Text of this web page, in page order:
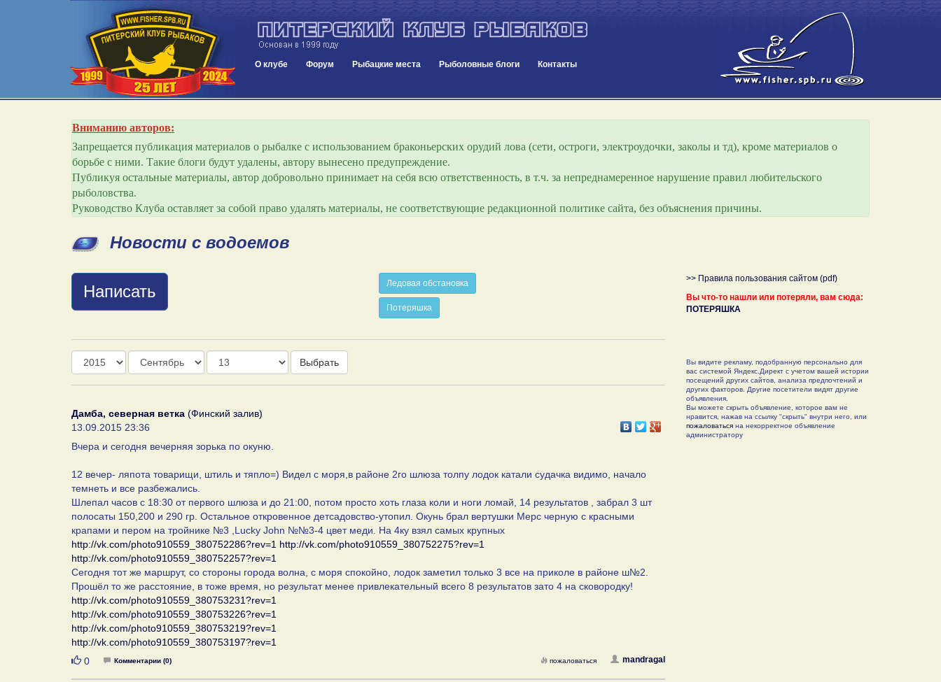
О клубе Форум Рыбацкие места Рыболовные блоги Контакты
Вниманию авторов:
Запрещается публикация материалов о рыбалке с использованием браконьерских орудий лова (сети, остроги, электроудочки, заколы и тд), кроме материалов о
борьбе с ними. Такие блоги будут удалены, автору вынесено предупреждение.
Публикуя остальные материалы, автор добровольно принимает на себя всю ответственность, в т.ч. за непреднамеренное нарушение правил любительского
рыболовства.
Руководство Клуба оставляет за собой право удалять материалы, не соответствующие редакционной политике сайта, без объяснения причины.
Новости с водоемов
Написать Ледовая обстановка
Потеряшка
Год Месяц День
Выбрать
Дамба, северная ветка (Финский залив)
13.09.2015 23:36
Вчера и сегодня вечерняя зорька по окуню.
12 вечер- ляпота товарищи, штиль и тяпло=) Видел с моря,в районе 2го шлюза толпу лодок катали судачка видимо, начало
темнеть и все разбежались.
Шлепал часов с 18:30 от первого шлюза и до 21:00, потом просто хоть глаза коли и ноги ломай, 14 результатов , забрал 3 шт
полосаты 150,200 и 290 гр. Остальное откровенное детсадовство-утопил. Окунь брал вертушки Мерс черную с красными
крапами и пером на тройнике №3 ,Lucky John №№3-4 цвет меди. На 4ку взял самых крупных
http://vk.com/photo910559_380752286?rev=1 http://vk.com/photo910559_380752275?rev=1
http://vk.com/photo910559_380752257?rev=1
Сегодня тот же маршрут, со стороны города волна, с моря спокойно, лодок заметил только 3 все на приколе в районе ш№2.
Прошёл то же расстояние, в тоже время, но результат менее привлекательный всего 8 результатов зато 4 на сковородку!
http://vk.com/photo910559_380753231?rev=1
http://vk.com/photo910559_380753226?rev=1
http://vk.com/photo910559_380753219?rev=1
http://vk.com/photo910559_380753197?rev=1
Нравится
0 Комментарии (0) mandragal
пожаловаться
>> Правила пользования сайтом (pdf)
Вы что-то нашли или потеряли, вам сюда:
ПОТЕРЯШКА
Вы видите рекламу, подобранную персонально для
вас системой Яндекс.Директ с учетом вашей истории
посещений других сайтов, анализа предпочтений и
других факторов. Другие посетители видят другие
объявления.
Вы можете скрыть объявление, которое вам не
нравится, нажав на ссылку "скрыть" внутри него, или
пожаловатьсяна некорректное объявление
администратору